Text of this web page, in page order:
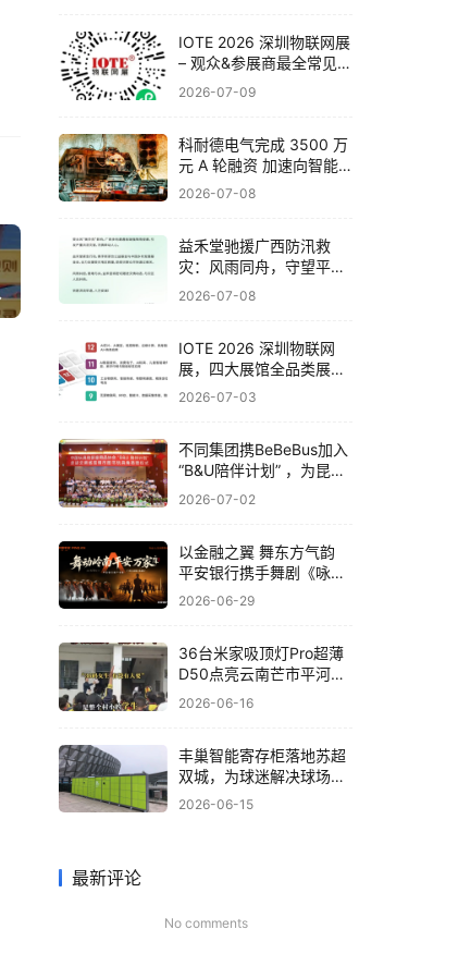
IOTE 2026 深圳物联网展
– 观众&参展商最全常见问
题解答！
2026-07-09
科耐德电气完成 3500 万
元 A 轮融资 加速向智能
电气系统集成商战略转型
2026-07-08
​益禾堂驰援广西防汛救
灾：风雨同舟，守望平
安！
2026-07-08
IOTE 2026 深圳物联网
展，四大展馆全品类展品
与头部企业一览！
2026-07-03
不同集团携BeBeBus加入
“B&U陪伴计划” ，为昆明
孤残儿童送关爱
2026-07-02
以金融之翼 舞东方气韵
平安银行携手舞剧《咏
春》共筑非遗文化新体验
2026-06-29
36台米家吸顶灯Pro超薄
D50点亮云南芒市平河小
学，小米为大山孩子送去
2026-06-16
丰巢智能寄存柜落地苏超
双城，为球迷解决球场存
包难题
2026-06-15
最新评论
No comments